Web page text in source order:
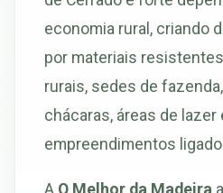
economia rural, criando
por materiais
rurais, sedes de
chácaras, áreas de lazer
empreendimentos
A O Melhor da Madeira